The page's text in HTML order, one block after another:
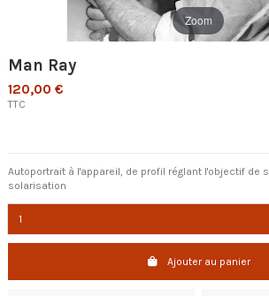
Zoom
Man Ray
120,00 €
TTC
Autoportrait à l'appareil, de profil réglant l'objectif de
solarisation
Ajouter au panier